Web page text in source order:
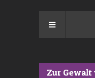
Zur